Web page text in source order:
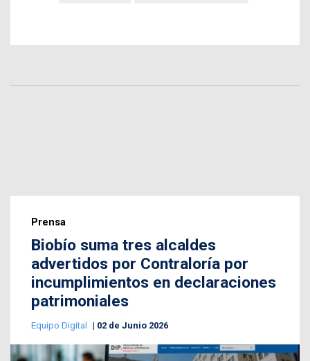
Prensa
Biobío suma tres alcaldes
advertidos por Contraloría por
incumplimientos en declaraciones
patrimoniales
Equipo Digital 02 de Junio 2026